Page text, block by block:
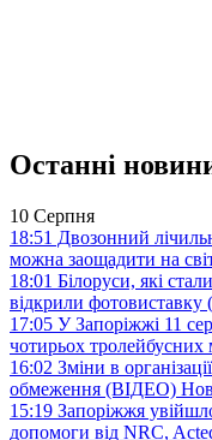
Останні
10 Серпня
18:51 Двозонний
можна заощадити на
18:01 Білоруси, які
відкрили
17:05 У Запоріжжі 11
чотирьох тролейбусних
16:02 Зміни в
обмеження (ВІДЕО)
15:19 Запоріжжя
допомоги від NRC,